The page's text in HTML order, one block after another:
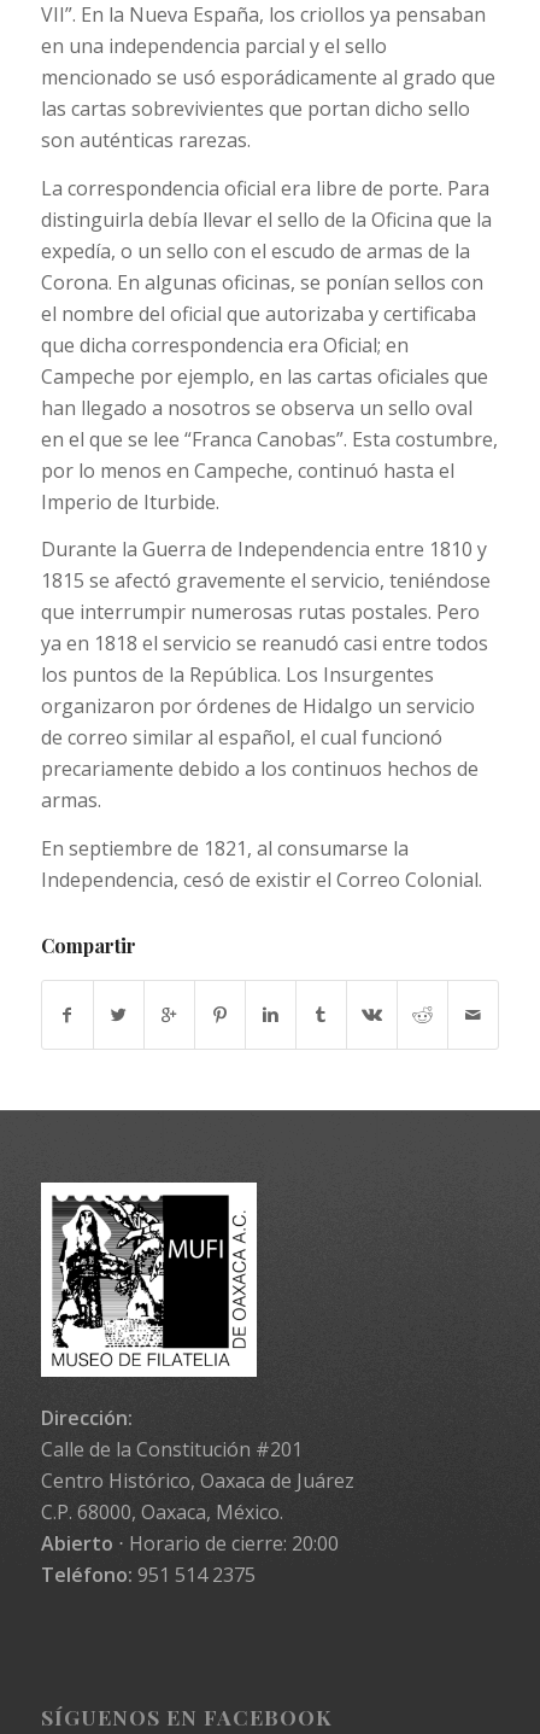
VII”. En la Nueva España, los criollos ya pensaban
en una independencia parcial y el sello
mencionado se usó esporádicamente al grado que
las cartas sobrevivientes que portan dicho sello
son auténticas rarezas.
La correspondencia oficial era libre de porte. Para
distinguirla debía llevar el sello de la Oficina que la
expedía, o un sello con el escudo de armas de la
Corona. En algunas oficinas, se ponían sellos con
el nombre del oficial que autorizaba y certificaba
que dicha correspondencia era Oficial; en
Campeche por ejemplo, en las cartas oficiales que
han llegado a nosotros se observa un sello oval
en el que se lee “Franca Canobas”. Esta costumbre,
por lo menos en Campeche, continuó hasta el
Imperio de Iturbide.
Durante la Guerra de Independencia entre 1810 y
1815 se afectó gravemente el servicio, teniéndose
que interrumpir numerosas rutas postales. Pero
ya en 1818 el servicio se reanudó casi entre todos
los puntos de la República. Los Insurgentes
organizaron por órdenes de Hidalgo un servicio
de correo similar al español, el cual funcionó
precariamente debido a los continuos hechos de
armas.
En septiembre de 1821, al consumarse la
Independencia, cesó de existir el Correo Colonial.
Compartir
Dirección:
Calle de la Constitución #201
Centro Histórico, Oaxaca de Juárez
C.P. 68000, Oaxaca, México.
Abierto ⋅ Horario de cierre: 20:00
Teléfono: 951 514 2375
SÍGUENOS EN FACEBOOK